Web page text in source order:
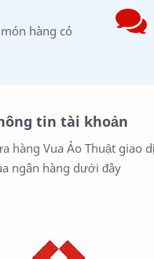
hàng có
tin tài khoản
hàng Vua Ảo Thuật giao
ngân hàng dưới đây